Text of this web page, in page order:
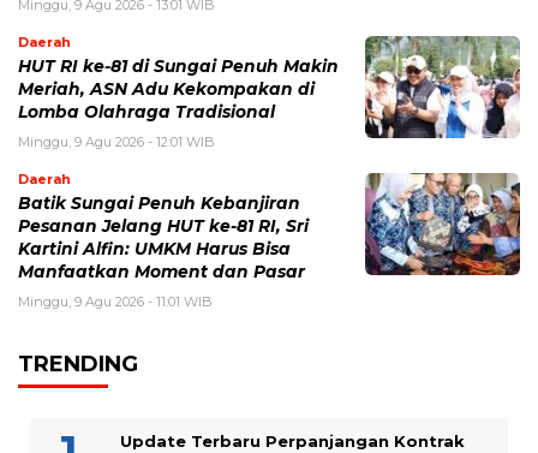
Minggu, 9 Agu 2026 - 13:01 WIB
Daerah
HUT RI ke-81 di Sungai Penuh Makin
Meriah, ASN Adu Kekompakan di
Lomba Olahraga Tradisional
Minggu, 9 Agu 2026 - 12:01 WIB
Daerah
Batik Sungai Penuh Kebanjiran
Pesanan Jelang HUT ke-81 RI, Sri
Kartini Alfin: UMKM Harus Bisa
Manfaatkan Moment dan Pasar
Minggu, 9 Agu 2026 - 11:01 WIB
TRENDING
Update Terbaru Perpanjangan Kontrak